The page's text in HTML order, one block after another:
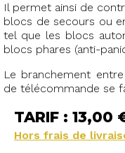
Il permet ainsi de
blocs de secours ou
tel que les blocs
blocs phares (anti-
Le branchement
de télécommande se
TARIF : 13,00
Hors frais de